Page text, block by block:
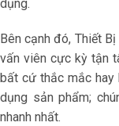
dụng.
Bên cạnh đó, Thiết
vấn viên cực kỳ tận
bất cứ thắc mắc
dụng sản phẩm;
nhanh nhất.